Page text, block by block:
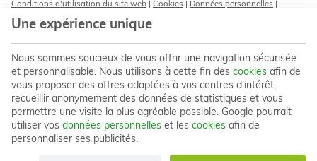
Conditions d'utilisation du site web
Cookies Données personnelles
© Copyright 2023-2026 - E-net Business
Une expérience unique
Nous sommes soucieux de vous offrir une navigation sécurisée
et personnalisable. Nous utilisons à cette fin des cookies afin de
vous proposer des offres adaptées à vos centres d’intérêt,
recueillir anonymement des données de statistiques et vous
permettre une visite la plus agréable possible. Google pourrait
utiliser vos données personnelles et les cookies afin de
personnaliser ses publicités.